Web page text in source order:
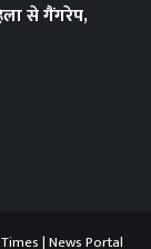
से गैंगरेप,
|News Portal